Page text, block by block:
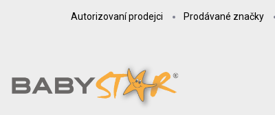
Autorizovaní prodejci Prodávané značky